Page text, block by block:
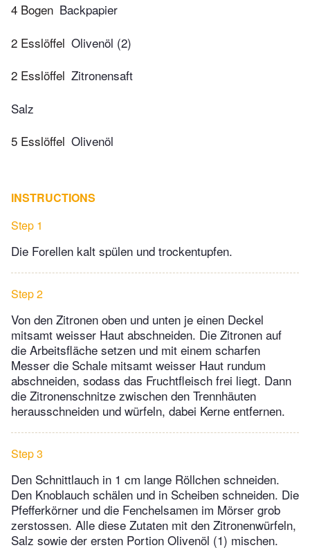
4 Bogen Backpapier
2 Esslöffel Olivenöl (2)
2 Esslöffel Zitronensaft
Salz
5 Esslöffel Olivenöl
INSTRUCTIONS
Step 1
Die Forellen kalt spülen und trockentupfen.
Step 2
Von den Zitronen oben und unten je einen Deckel
mitsamt weisser Haut abschneiden. Die Zitronen auf
die Arbeitsfläche setzen und mit einem scharfen
Messer die Schale mitsamt weisser Haut rundum
abschneiden, sodass das Fruchtfleisch frei liegt. Dann
die Zitronenschnitze zwischen den Trennhäuten
herausschneiden und würfeln, dabei Kerne entfernen.
Step 3
Den Schnittlauch in 1 cm lange Röllchen schneiden.
Den Knoblauch schälen und in Scheiben schneiden. Die
Pfefferkörner und die Fenchelsamen im Mörser grob
zerstossen. Alle diese Zutaten mit den Zitronenwürfeln,
Salz sowie der ersten Portion Olivenöl (1) mischen.